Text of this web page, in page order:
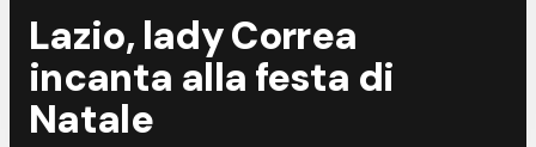
Lazio, lady Correa
incanta alla festa di
Natale